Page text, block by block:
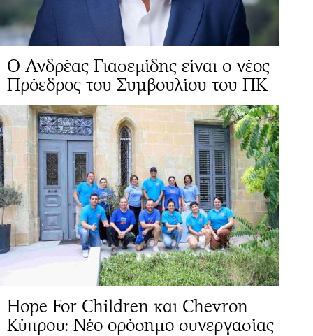
Ο Ανδρέας Γιασεμίδης είναι ο νέος
Πρόεδρος του Συμβουλίου του ΠΚ
Hope For Children και Chevron
Κύπρου: Νέο ορόσημο συνεργασίας